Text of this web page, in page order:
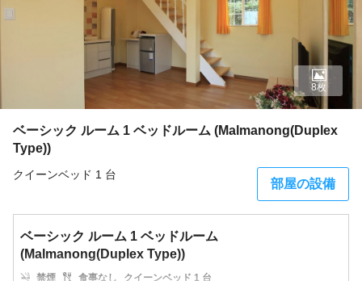
ベーシック ルーム 1 ベッドルーム (Malmanong(Duplex
Type))
クイーンベッド 1 台
部屋の設備
8枚
ベーシック ルーム 1 ベッドルーム
(Malmanong(Duplex Type))
禁煙 食事なし クイーンベッド 1 台